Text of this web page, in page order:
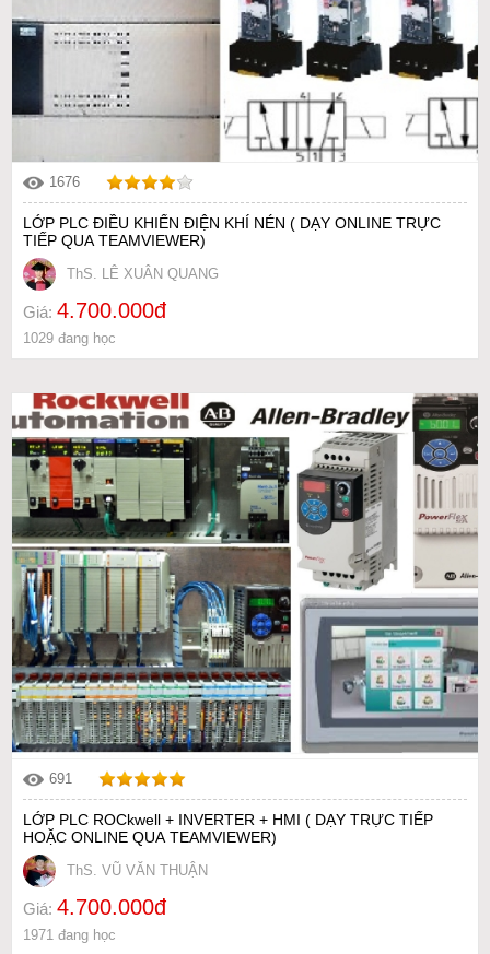
1676
LỚP PLC ĐIỀU KHIỂN ĐIỆN KHÍ NÉN ( DẠY ONLINE TRỰC
TIẾP QUA TEAMVIEWER)
ThS. LÊ XUÂN QUANG
Giá: 4.700.000đ
1029 đang học
691
LỚP PLC ROCkwell + INVERTER + HMI ( DẠY TRỰC TIẾP
HOẶC ONLINE QUA TEAMVIEWER)
ThS. VŨ VĂN THUẬN
Giá: 4.700.000đ
1971 đang học